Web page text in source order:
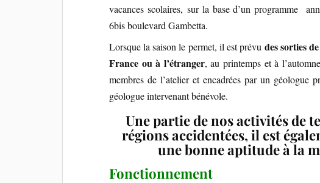
vacances scolaires, sur la base d’un programme
6bis boulevard Gambetta.
Lorsque la saison le permet, il est prévudes sorties
France ou à l’étranger, au printemps et à
membres de l’atelier et encadrées par un géologue
géologue intervenant bénévole.
Une partie de nos activités de
régions accidentées, il est
une bonne aptitude à la
Fonctionnement